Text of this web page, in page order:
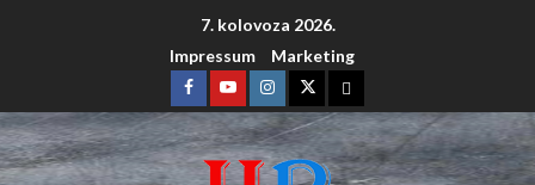
7. kolovoza 2026.
Impressum
Marketing